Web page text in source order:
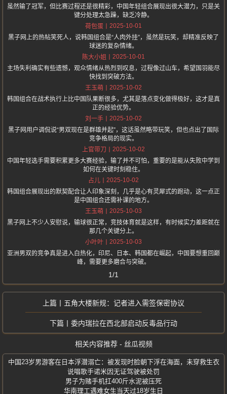
虽然输了冠军，但比赛过程还是很精彩，中国年轻组合展现出很大潜力，只是关
键分处理太急躁，缺乏冷静。
荷包蛋
2025-10-01
黑子网上的热帖笑死人，说韩国组合是“人肉外挂”，虽然是玩笑，却精准反映了
球迷的复杂情绪。
陈大小姐
2025-10-01
主场失利确实有些遗憾，观众情绪从热烈到叹息，过程像过山车，希望国羽能尽
快找到突破方法。
王玉萌
2025-10-02
韩国组合在战术执行上比中国队果断很多，尤其是落点变化做得极好，这才是真
正的经验优势。
刘一手
2025-10-02
黑子网用户调侃说“男双现在是群雄并起”，这话虽然略带玩笑，但也点出了国际
竞争格局的现实。
上官带刀
2025-10-02
中国年轻选手需要积累更多大赛经验，输了并不可怕，重要的是能从失败中学到
如何在关键时刻稳住。
占儿
2025-10-02
韩国组合展现出的默契配合让人印象深刻，几乎是心有灵犀式的跑动，这一点正
是中国组合还需补课的地方。
王玉萌
2025-10-03
黑子网上不少人安慰说，输球很正常，竞技体育就是这样，有时候实力差距就在
那几个关键分上。
小叶叶
2025-10-03
亚洲男双的竞争真是进入白热化，印尼、日本、韩国都在崛起，中国要想重回巅
峰，需要更多磨合与突破。
1/1
五角大楼新规：记者进入需签保密协议
委内瑞拉在西北部启动反毒品行动
相关内容推荐 - 丝瓜视频
中国23岁男游客在日本浮潜溺亡：被发现时脸朝下浮在海面，未穿救生衣
说唱歌手诺米因无证驾驶被处罚
男子为赌手机扛400斤水泥被压死
华南理工遇难女生当天过18岁生日